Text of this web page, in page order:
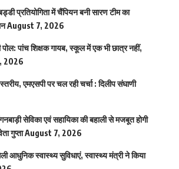
प्रतियोगिता में चैंपियन बनी सारण टीम का
August 7, 2026
पांच शिक्षक गायब, स्कूल में एक भी छात्र नहीं,
2026
एमएसपी पर चल रही चर्चा : दिलीप संघाणी
सेविका एवं सहायिका की बहाली से मजबूत होगी
गुप्ताAugust 7, 2026
आधुनिक स्वास्थ्य सुविधाएं, स्वास्थ्य मंत्री ने किया